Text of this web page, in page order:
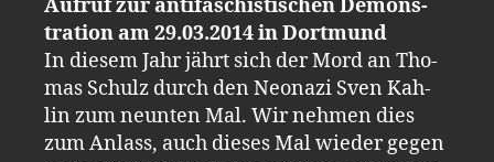
Auf­ruf zur an­ti­fa­schis­ti­schen De­mons­
tra­ti­on am 29.​03.​2014 in Dort­mund
In die­sem Jahr jährt sich der Mord an Tho­
mas Schulz durch den Neo­na­zi Sven Kah­
lin zum neun­ten Mal. Wir neh­men dies
zum An­lass, auch die­ses Mal wie­der gegen